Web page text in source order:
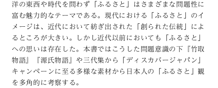
洋の東西や時代を問わず「ふるさと」はさまざまな問題性に
富む魅力的なテーマである。現代における「ふるさと」のイ
メージは、近代において紡ぎ出された「創られた伝統」によ
るところが大きい。しかし近代以前においても「ふるさと」
への思いは存在した。本書ではこうした問題意識の下『竹取
物語』『源氏物語』や三代集から「ディスカバージャパン」
キャンペーンに至る多様な素材から日本人の「ふるさと」観
を多角的に考察する。